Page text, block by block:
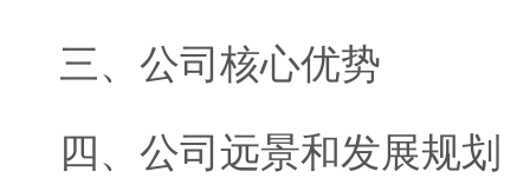
三、公司核心优势
四、公司远景和发展规划